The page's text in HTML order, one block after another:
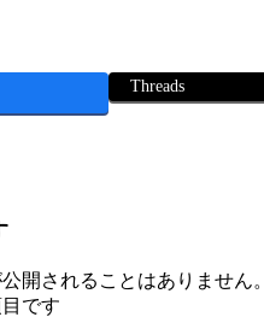
Threads
開されることはありません。
です